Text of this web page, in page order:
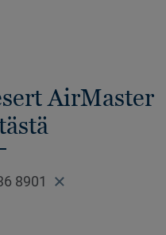
AirMaster
8901